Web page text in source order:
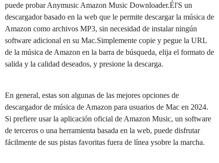
puede probar Anymusic Amazon Music Downloader.Él'S un
descargador basado en la web que le permite descargar la música de
Amazon como archivos MP3, sin necesidad de instalar ningún
software adicional en su Mac.Simplemente copie y pegue la URL
de la música de Amazon en la barra de búsqueda, elija el formato de
salida y la calidad deseados, y presione la descarga.
En general, estas son algunas de las mejores opciones de
descargador de música de Amazon para usuarios de Mac en 2024.
Si prefiere usar la aplicación oficial de Amazon Music, un software
de terceros o una herramienta basada en la web, puede disfrutar
fácilmente de sus pistas favoritas fuera de línea ysobre la marcha.